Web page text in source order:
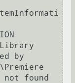
by
found